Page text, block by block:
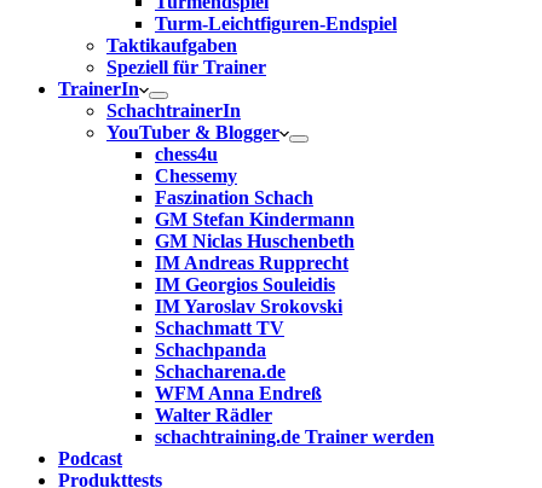
Turm-Leichtfiguren-Endspiel
Taktikaufgaben
Speziell für Trainer
TrainerIn
SchachtrainerIn
YouTuber & Blogger
chess4u
Chessemy
Faszination Schach
GM Stefan Kindermann
GM Niclas Huschenbeth
IM Andreas Rupprecht
IM Georgios Souleidis
IM Yaroslav Srokovski
Schachmatt TV
Schachpanda
Schacharena.de
WFM Anna Endreß
Walter Rädler
schachtraining.de Trainer werden
Podcast
Produkttests